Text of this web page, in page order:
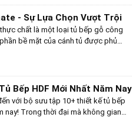
trầy xước và chịu nhiệt tốt, các
còn mang đến vẻ đẹp hiện đại,
màu sắc và hoa văn. Những xu
kế tủ bếp Laminate hứa hẹn sẽ
đầu trong năm nay!
- Sự Lựa Chọn Vượt Trội
chất là một loại tủ bếp gỗ công
bề mặt của cánh tủ được phủ
khác như melamine. Có thể nói tủ
lựa chọn nâng cấp so với các loại
thông thường vì sự kết hợp giữa
và lớp phủ Laminate mang lại nhiều
về thẩm mỹ và độ bền, đáp ứng nhu
Bếp HDF Mới Nhất Năm Nay
với bộ sưu tập 10+ thiết kế tủ bếp
nay! Trong thời đại mà không gian